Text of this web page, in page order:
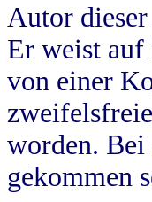
Autor
Er weist
von einer
worden. Bei
gekommen